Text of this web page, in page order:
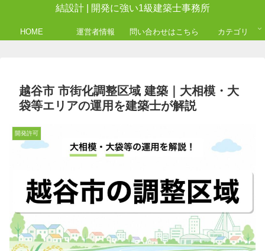
結設計 | 開発に強い1級建築士事務所
HOME 運営者情報 問い合わせはこちら カテゴリ
越谷市 市街化調整区域 建築｜大相模・大
袋等エリアの運用を建築士が解説
開発許可